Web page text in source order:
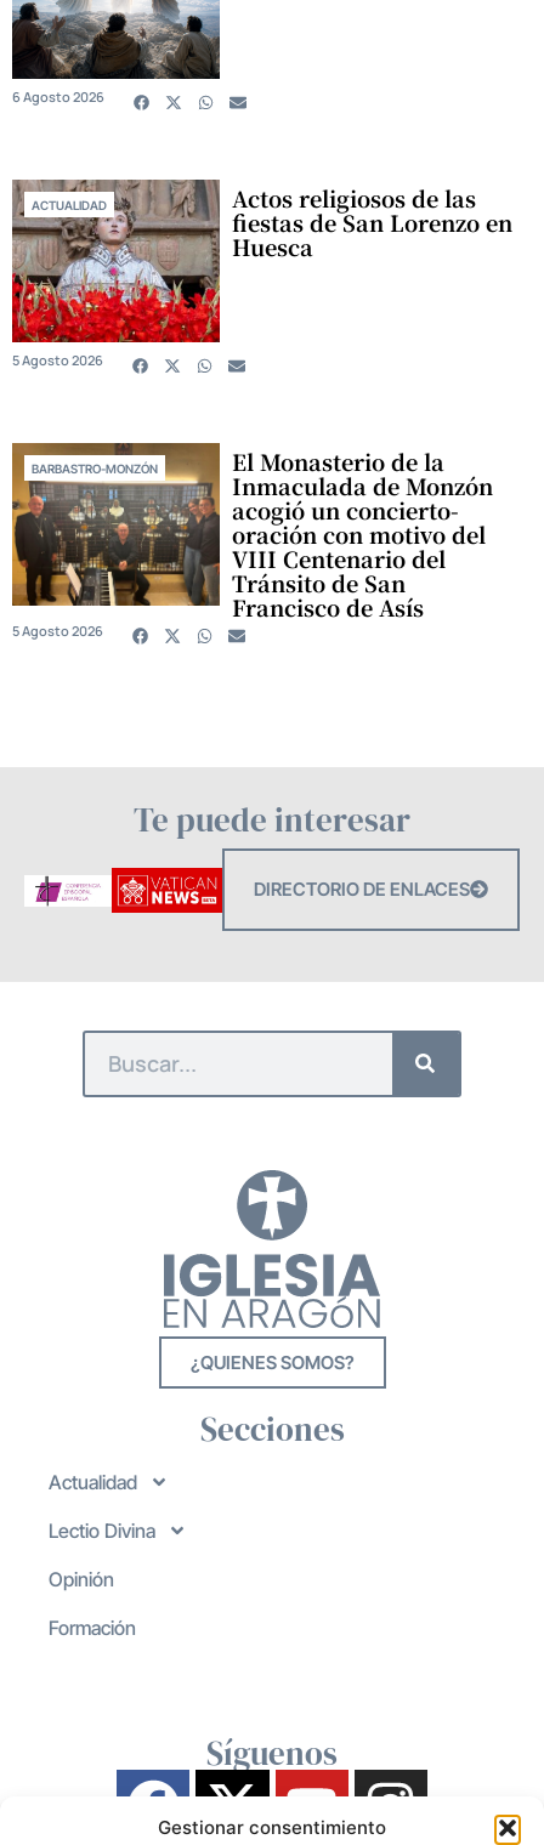
Gestionar consentimiento
6 Agosto 2026
ACTUALIDAD Actos religiosos de las
fiestas de San Lorenzo en
Huesca
5 Agosto 2026
BARBASTRO-MONZÓN El Monasterio de la
Inmaculada de Monzón
acogió un concierto-
oración con motivo del
VIII Centenario del
Tránsito de San
Francisco de Asís
5 Agosto 2026
Te puede interesar
DIRECTORIO DE ENLACES
¿QUIENES SOMOS?
Secciones
Actualidad
Lectio Divina
Opinión
Formación
Síguenos